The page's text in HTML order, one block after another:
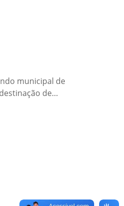
municipal de
de…